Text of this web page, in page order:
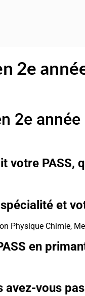
2e
2e
votre PASS,
et
Physique Chimie,
en
avez-vous